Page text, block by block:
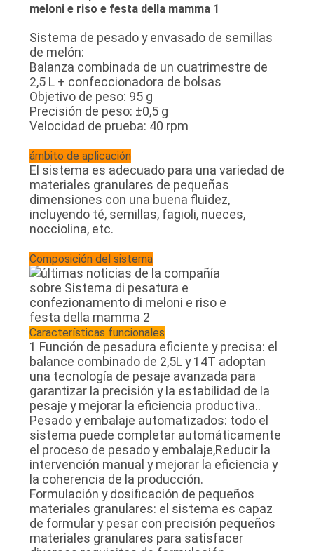
POLÍTICA
PRIVACIDAD
Sistema de pesado y envasado de semillas
de melón:
Balanza combinada de un cuatrimestre de
2,5 L + confeccionadora de bolsas
Objetivo de peso: 95 g
Precisión de peso: ±0,5 g
Velocidad de prueba: 40 rpm
ámbito de aplicación
El sistema es adecuado para una variedad de
materiales granulares de pequeñas
dimensiones con una buena fluidez,
incluyendo té, semillas, fagioli, nueces,
nocciolina, etc.
Composición del sistema
Características funcionales
1 Función de pesadura eficiente y precisa: el
balance combinado de 2,5L y 14T adoptan
una tecnología de pesaje avanzada para
garantizar la precisión y la estabilidad de la
pesaje y mejorar la eficiencia productiva..
Pesado y embalaje automatizados: todo el
sistema puede completar automáticamente
el proceso de pesado y embalaje,Reducir la
intervención manual y mejorar la eficiencia y
la coherencia de la producción.
Formulación y dosificación de pequeños
materiales granulares: el sistema es capaz
de formular y pesar con precisión pequeños
materiales granulares para satisfacer